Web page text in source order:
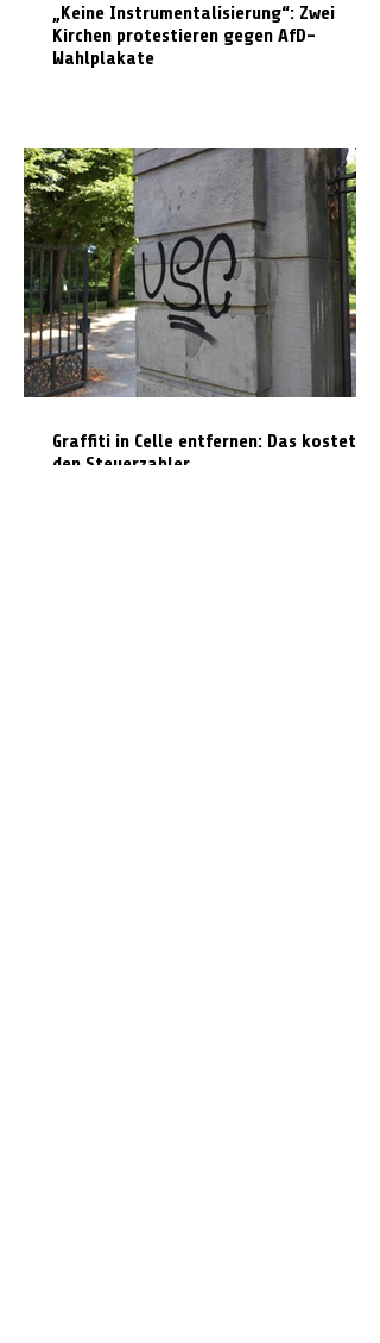
„Keine Instrumentalisierung“: Zwei
Kirchen protestieren gegen AfD-
Wahlplakate
Graffiti in Celle entfernen: Das kostet es
den Steuerzahler